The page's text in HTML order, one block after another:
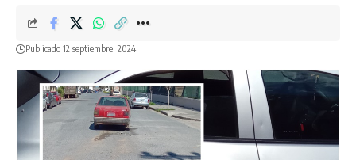
Publicado 12 septiembre, 2024